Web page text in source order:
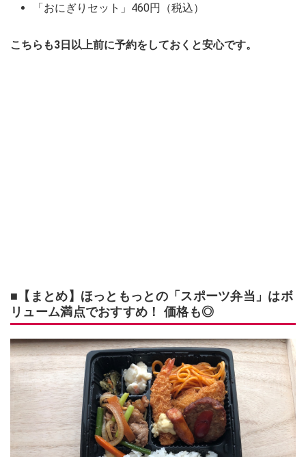
「おにぎりセット」460円（税込）
こちらも3日以上前に予約をしておくと安心です。
■【まとめ】ほっともっとの「スポーツ弁当」はボ
リューム満点でおすすめ！ 価格も◎